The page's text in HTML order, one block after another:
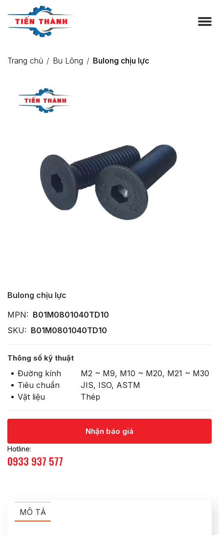
Trang chủ Bu Lông Bulong chịu lực
Bulong chịu lực
MPN: B01M0801040TD10
SKU: B01M0801040TD10
Thông số kỹ thuật
Đường kính
M2 ~ M9, M10 ~ M20, M21 ~ M30
Tiêu chuẩn
JIS, ISO, ASTM
Vật liệu
Thép
Nhận báo giá
Hotline:
0933 937 577
MÔ TẢ